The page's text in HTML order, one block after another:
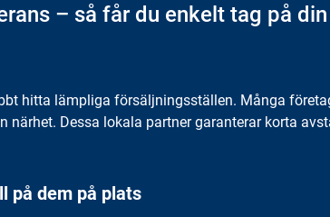
– så får du enkelt tag på
hitta lämpliga försäljningsställen. Många
närhet. Dessa lokala partner garanterar korta
på dem på plats